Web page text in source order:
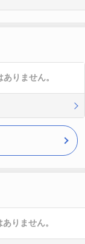
りません。
りません。